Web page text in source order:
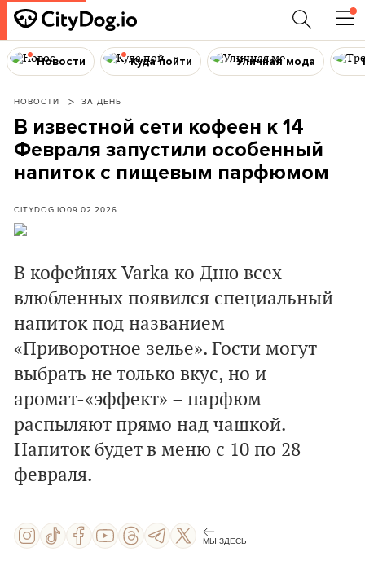
Новости Куда пойти Уличная мода
НОВОСТИ ЗА ДЕНЬ
В известной сети кофеен к 14
Февраля запустили особенный
напиток с пищевым парфюмом
CITYDOG.IO09.02.2026
В кофейнях Varka ко Дню всех
влюбленных появился специальный
напиток под названием
«Приворотное зелье». Гости могут
выбрать не только вкус, но и
аромат-«эффект» – парфюм
распыляют прямо над чашкой.
Напиток будет в меню с 10 по 28
февраля.
МЫ ЗДЕСЬ